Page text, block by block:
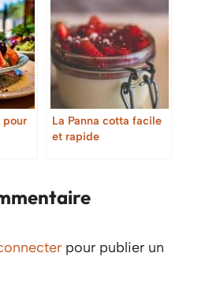
pour
La Panna cotta facile
et rapide
pour publier un